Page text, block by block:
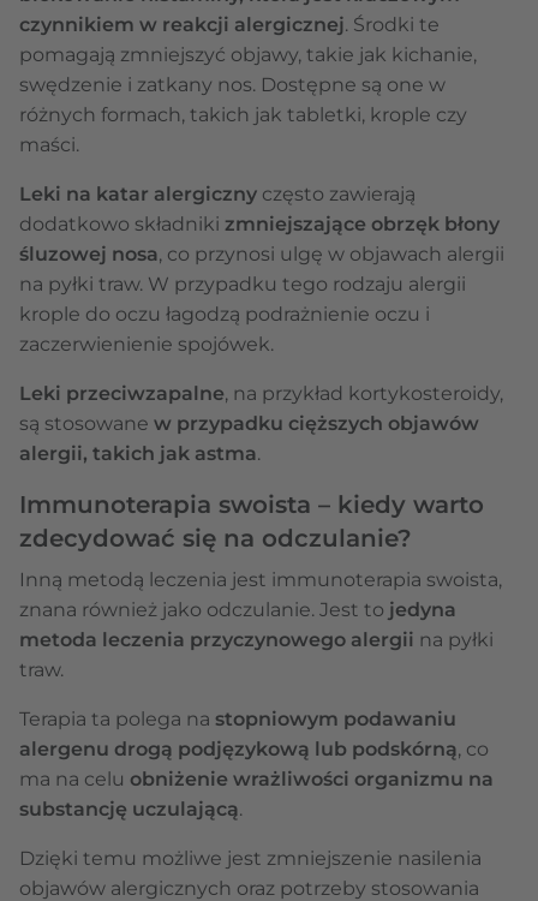
czynnikiem w reakcji alergicznej. Środki te
pomagają zmniejszyć objawy, takie jak kichanie,
swędzenie i zatkany nos. Dostępne są one w
różnych formach, takich jak tabletki, krople czy
maści.
Leki na katar alergiczny często zawierają
dodatkowo składniki zmniejszające obrzęk błony
śluzowej nosa, co przynosi ulgę w objawach alergii
na pyłki traw. W przypadku tego rodzaju alergii
krople do oczu łagodzą podrażnienie oczu i
zaczerwienienie spojówek.
Leki przeciwzapalne, na przykład kortykosteroidy,
są stosowane w przypadku cięższych objawów
alergii, takich jak astma.
Immunoterapia swoista – kiedy warto
zdecydować się na odczulanie?
Inną metodą leczenia jest immunoterapia swoista,
znana również jako odczulanie. Jest to jedyna
metoda leczenia przyczynowego alergii na pyłki
traw.
Terapia ta polega na stopniowym podawaniu
alergenu drogą podjęzykową lub podskórną, co
ma na celu obniżenie wrażliwości organizmu na
substancję uczulającą.
Dzięki temu możliwe jest zmniejszenie nasilenia
objawów alergicznych oraz potrzeby stosowania